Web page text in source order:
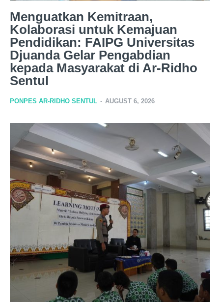
Menguatkan Kemitraan,
Kolaborasi untuk Kemajuan
Pendidikan: FAIPG Universitas
Djuanda Gelar Pengabdian
kepada Masyarakat di Ar-Ridho
Sentul
PONPES AR-RIDHO SENTUL - AUGUST 6, 2026